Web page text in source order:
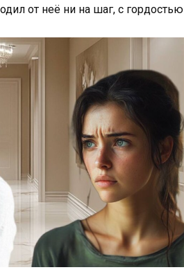
от неё ни на шаг, с гордостью